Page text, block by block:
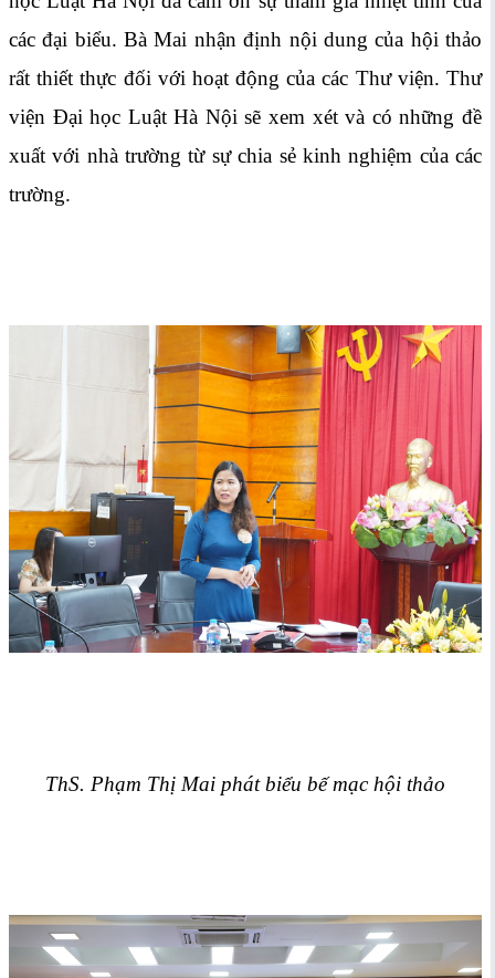
các đại biểu. Bà Mai nhận định nội dung của hội thảo
rất thiết thực đối với hoạt động của các Thư viện. Thư
viện Đại học Luật Hà Nội sẽ xem xét và có những đề
xuất với nhà trường từ sự chia sẻ kinh nghiệm của các
trường.
ThS. Phạm Thị Mai phát biểu bế mạc hội thảo